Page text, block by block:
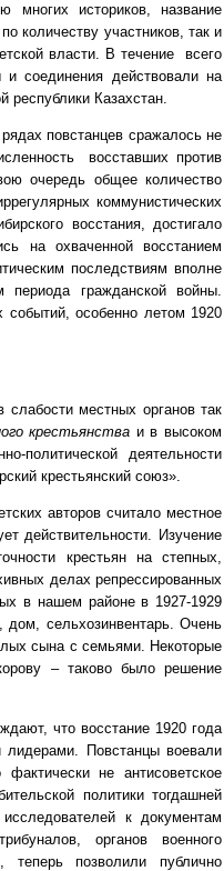
многих историков, название
количеству участников, так и
власти. В течение
всего
и соединения действовали на
республики Казахстан.
повстанцев сражалось не
восставших против
очередь общее количество
коммунистических
восстания, достигало
на охваченной восстанием
последствиям вполне
гражданской войны.
событий, особенно летом 1920
слабости местных органов так
крестьянства и в высоком
политической деятельности
крестьянский союз».
авторов считало местное
действительности. Изучение
крестьян на степных,
делах репрессированных
в нашем районе в 1927-1929
сельхозинвентарь. Очень
сына с семьями. Некоторые
– таково было решение
что восстание 1920 года
лидерами. Повстанцы воевали
не антисоветское
политики тогдашней
к документам
органов военного
теперь позволили публично